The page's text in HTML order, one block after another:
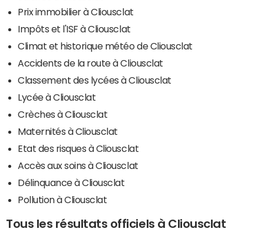
Prix immobilier à Cliousclat
Impôts et l'ISF à Cliousclat
Climat et historique météo de Cliousclat
Accidents de la route à Cliousclat
Classement des lycées à Cliousclat
Lycée à Cliousclat
Crèches à Cliousclat
Maternités à Cliousclat
Etat des risques à Cliousclat
Accès aux soins à Cliousclat
Délinquance à Cliousclat
Pollution à Cliousclat
Tous les résultats officiels à Cliousclat